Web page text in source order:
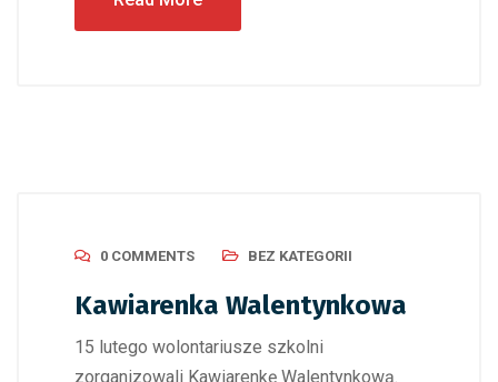
0 COMMENTS BEZ KATEGORII
Kawiarenka Walentynkowa
15 lutego wolontariusze szkolni
zorganizowali Kawiarenkę Walentynkową.